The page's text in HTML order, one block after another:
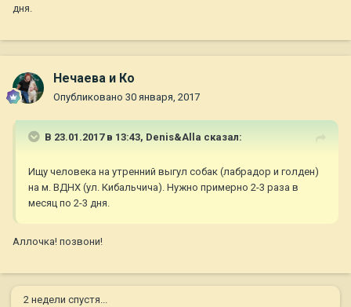
дня.
Нечаева и Ко
Опубликовано 30 января, 2017
В 23.01.2017 в 13:43, Denis&Alla сказал:
Ищу человека на утренний выгул собак (лабрадор и голден)
на м. ВДНХ (ул. Кибальчича). Нужно примерно 2-3 раза в
месяц по 2-3 дня.
Аллочка! позвони!
2 недели спустя...